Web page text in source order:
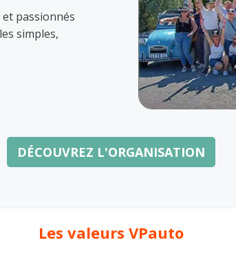
passionnés
simples,
DÉCOUVREZ L'ORGANISATION
Les valeurs VPauto